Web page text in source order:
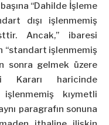
“Dahilde İşleme
dışı işlenmemiş
Ancak,” ibaresi
“standart işlenmemiş
sonra gelmek üzere
Kararı haricinde
kıymetli
paragrafın sonuna